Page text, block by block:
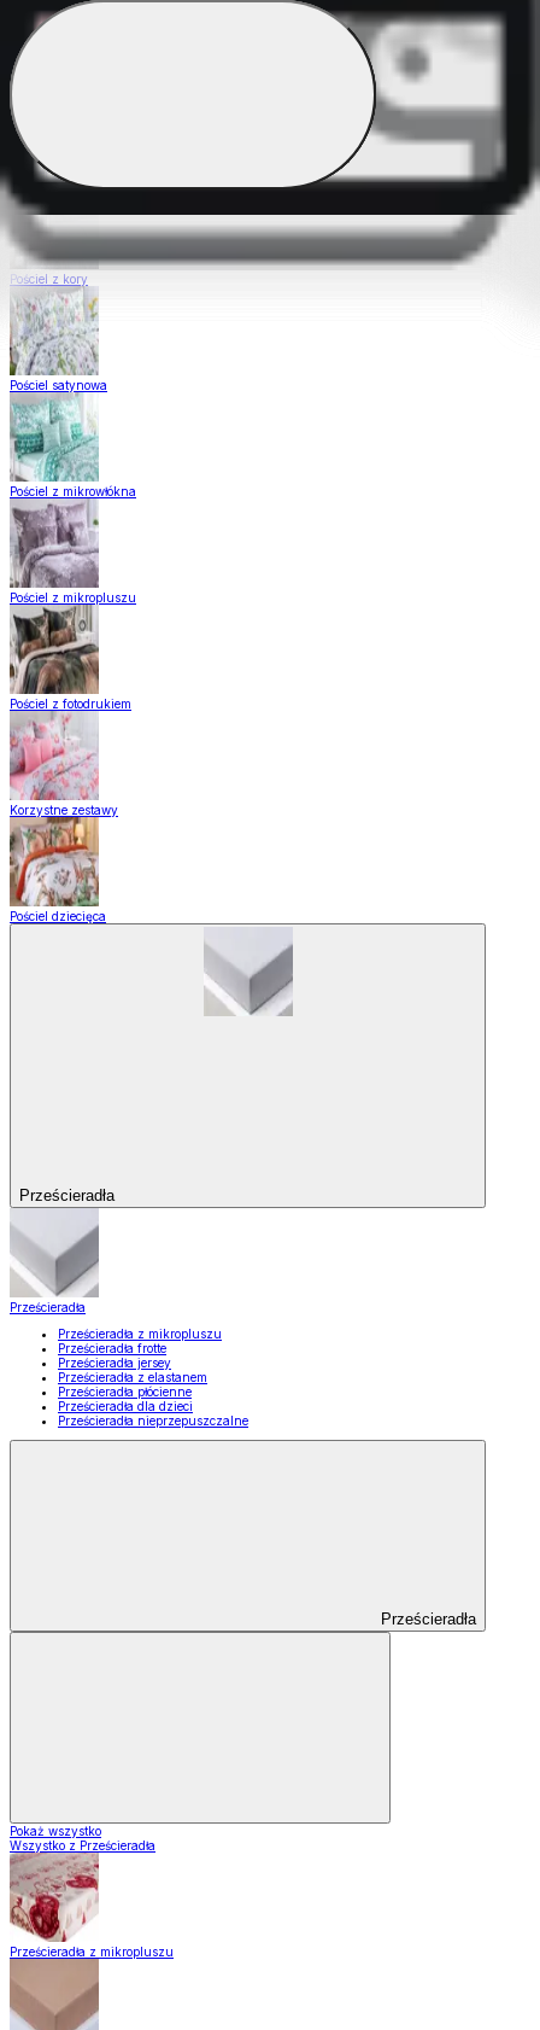
Pościel Dual Feel
Pościel z gładkiej bawełny
Pościel z kory
Pościel satynowa
Pościel z mikrowłókna
Pościel z mikropluszu
Pościel z fotodrukiem
Korzystne zestawy
Pościel dziecięca
Prześcieradła
Prześcieradła
Prześcieradła z mikropluszu
Prześcieradła frotte
Prześcieradła jersey
Prześcieradła z elastanem
Prześcieradła płócienne
Prześcieradła dla dzieci
Prześcieradła nieprzepuszczalne
Prześcieradła
Pokaż wszystko
Wszystko z Prześcieradła
Prześcieradła z mikropluszu